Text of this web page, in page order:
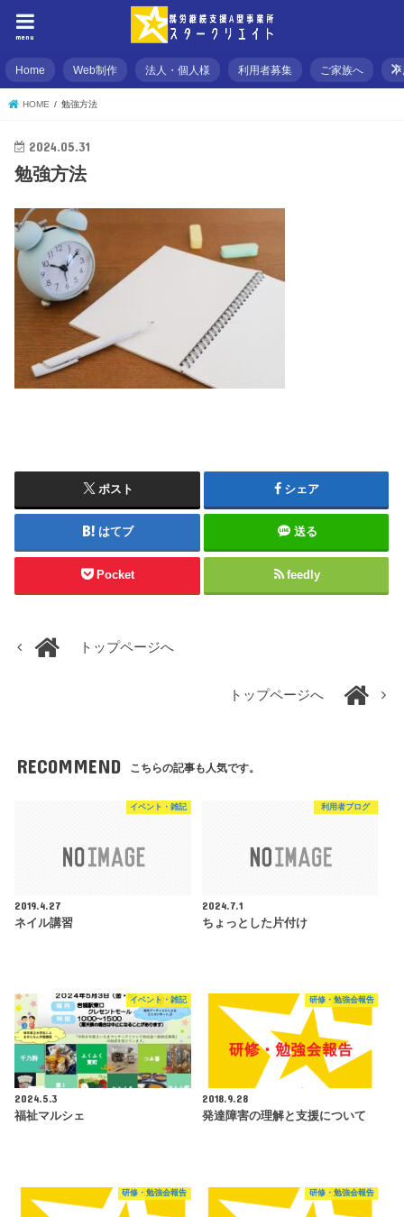
menu
Home Web制作 法人・個人様 利用者募集 ご家族へ
HOME 勉強方法
2024.05.31
勉強方法
ポスト シェア
はてブ 送る
Pocket feedly
トップページへ
トップページへ
RECOMMEND こちらの記事も人気です。
イベント・雑記
2019.4.27
ネイル講習
利用者ブログ
2024.7.1
ちょっとした片付け
イベント・雑記
2024.5.3
福祉マルシェ
研修・勉強会報告
2018.9.28
発達障害の理解と支援について
研修・勉強会報告 研修・勉強会報告